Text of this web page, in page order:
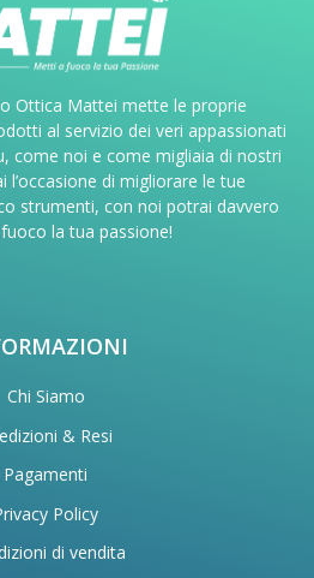
Ottica Mattei mette le proprie
al servizio dei veri appassionati
come noi e come migliaia di nostri
l’occasione di migliorare le tue
strumenti, con noi potrai davvero
la tua passione!
Chi Siamo
& Resi
Pagamenti
Policy
di vendita